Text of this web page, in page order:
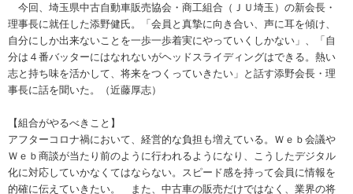
今回、埼玉県中古自動車販売協会・商工組合（ＪＵ埼玉）の新会長・
理事長に就任した添野健氏。「会員と真摯に向き合い、声に耳を傾け、
自分にしか出来ないことを一歩一歩着実にやっていくしかない」、「自
分は４番バッターにはなれないがヘッドスライディングはできる。熱い
志と持ち味を活かして、将来をつくっていきたい」と話す添野会長・理
事長に話を聞いた。（近藤厚志）
【組合がやるべきこと】
アフターコロナ禍において、経営的な負担も増えている。Ｗｅｂ会議や
Ｗｅｂ商談が当たり前のように行われるようになり、こうしたデジタル
化に対応していかなくてはならない。スピード感を持って会員に情報を
的確に伝えていきたい。 また、中古車の販売だけではなく、業界の将